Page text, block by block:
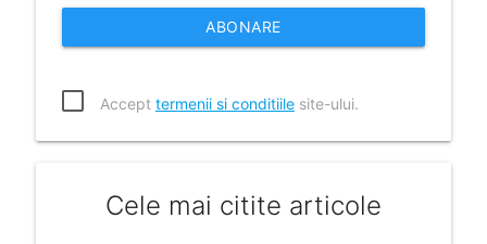
ABONARE
Accept termenii si conditiilesite-ului.
Cele mai citite articole